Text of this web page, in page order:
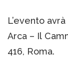
L’evento
Arca – Il
416, Roma.